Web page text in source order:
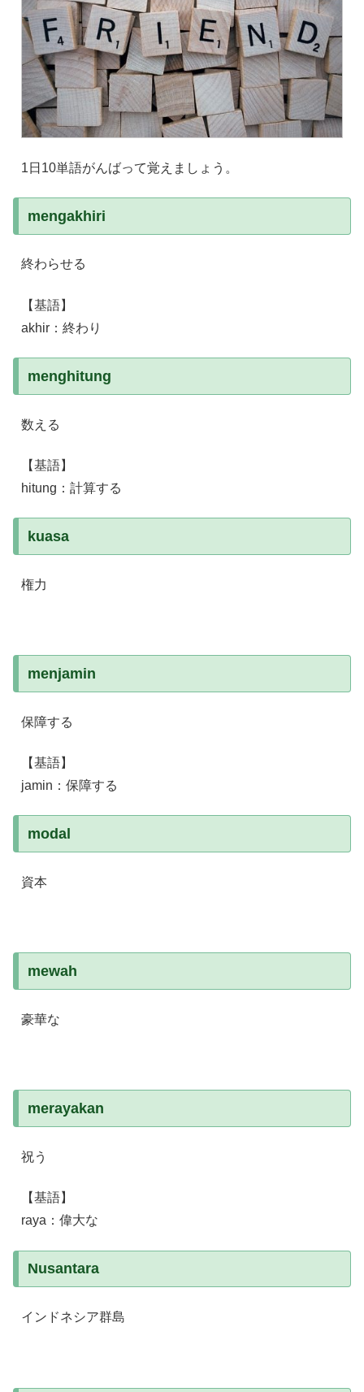
1日10単語がんばって覚えましょう。
mengakhiri
終わらせる
【基語】
akhir：終わり
menghitung
数える
【基語】
hitung：計算する
kuasa
権力
menjamin
保障する
【基語】
jamin：保障する
modal
資本
mewah
豪華な
merayakan
祝う
【基語】
raya：偉大な
Nusantara
インドネシア群島